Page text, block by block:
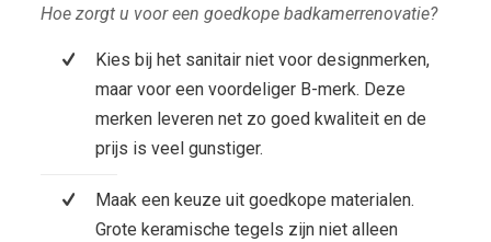
Hoe zorgt u voor een goedkope badkamerrenovatie?
Kies bij het sanitair niet voor designmerken,
maar voor een voordeliger B-merk. Deze
merken leveren net zo goed kwaliteit en de
prijs is veel gunstiger.
Maak een keuze uit goedkope materialen.
Grote keramische tegels zijn niet alleen